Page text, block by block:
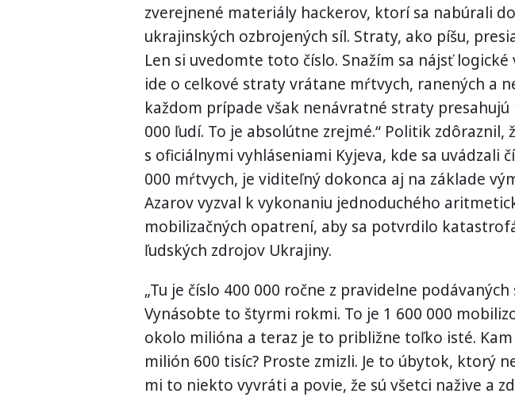
zverejnené materiály hackerov, ktorí sa nabúrali
ukrajinských ozbrojených síl. Straty, ako píšu,
Len si uvedomte toto číslo. Snažím sa nájsť
ide o celkové straty vrátane mŕtvych, ranených a
každom prípade však nenávratné straty presahujú
000 ľudí. To je absolútne zrejmé.“ Politik zdôraznil,
s oficiálnymi vyhláseniami Kyjeva, kde sa uvádzali
000 mŕtvych, je viditeľný dokonca aj na základe
Azarov vyzval k vykonaniu jednoduchého
mobilizačných opatrení, aby sa potvrdilo
ľudských zdrojov Ukrajiny.
„Tu je číslo 400 000 ročne z pravidelne
Vynásobte to štyrmi rokmi. To je 1 600 000
okolo milióna a teraz je to približne toľko isté.
milión 600 tisíc? Proste zmizli. Je to úbytok, ktorý
mi to niekto vyvráti a povie, že sú všetci nažive a